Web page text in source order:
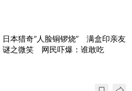
日本猎奇“人脸铜锣烧” 满盒印亲友
谜之微笑 网民吓爆：谁敢吃